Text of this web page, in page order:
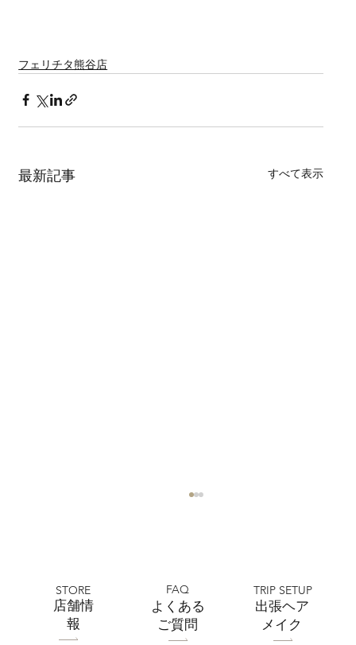
フェリチタ熊谷店
最新記事 すべて表示
STORE
​店舗情
報
FAQ
よくある
ご質問
TRIP SETUP
出張ヘア
メイク